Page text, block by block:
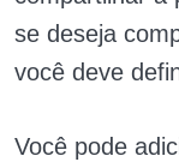
se deseja
você deve
Você pode